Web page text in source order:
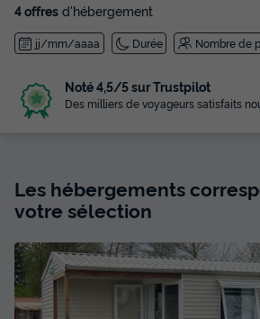
4 offres d'hébergement
jj/mm/aaaa Durée Nombre de
Noté 4,5/5 sur Trustpilot
Des milliers de voyageurs satisfaits
Les hébergements
votre sélection